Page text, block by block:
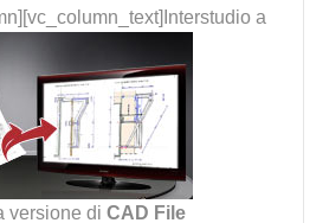
Interstudio a
versione di CAD File